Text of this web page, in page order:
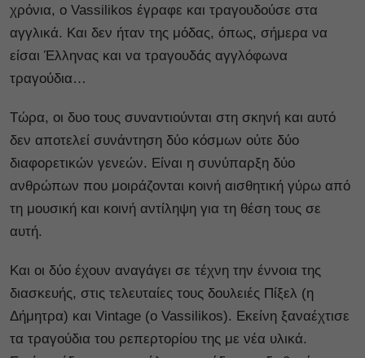
χρόνια, ο Vassilikos έγραφε και τραγουδούσε στα
αγγλικά. Και δεν ήταν της μόδας, όπως, σήμερα να
είσαι Έλληνας και να τραγουδάς αγγλόφωνα
τραγούδια…
Τώρα, οι δυο τους συναντιούνται στη σκηνή και αυτό
δεν αποτελεί συνάντηση δύο κόσμων ούτε δύο
διαφορετικών γενεών. Είναι η συνύπαρξη δύο
ανθρώπων που μοιράζονται κοινή αισθητική γύρω από
τη μουσική και κοινή αντίληψη για τη θέση τους σε
αυτή.
Και οι δύο έχουν αναγάγει σε τέχνη την έννοια της
διασκευής, στις τελευταίες τους δουλειές Πίξελ (η
Δήμητρα) και Vintage (ο Vassilikos). Εκείνη ξαναέχτισε
τα τραγούδια του ρεπερτορίου της με νέα υλικά.